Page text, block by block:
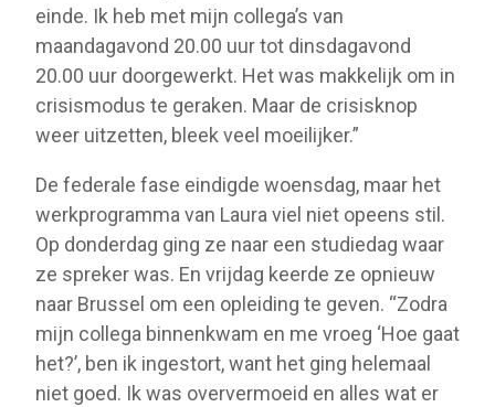
einde. Ik heb met mijn collega’s van
maandagavond 20.00 uur tot dinsdagavond
20.00 uur doorgewerkt. Het was makkelijk om in
crisismodus te geraken. Maar de crisisknop
weer uitzetten, bleek veel moeilijker.”
De federale fase eindigde woensdag, maar het
werkprogramma van Laura viel niet opeens stil.
Op donderdag ging ze naar een studiedag waar
ze spreker was. En vrijdag keerde ze opnieuw
naar Brussel om een opleiding te geven. “Zodra
mijn collega binnenkwam en me vroeg ‘Hoe gaat
het?’, ben ik ingestort, want het ging helemaal
niet goed. Ik was oververmoeid en alles wat er